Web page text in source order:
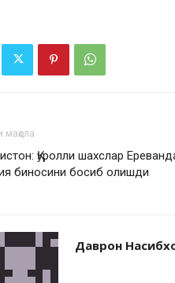
мақола
Қуролли шахслар
биносини босиб олишди
Даврон